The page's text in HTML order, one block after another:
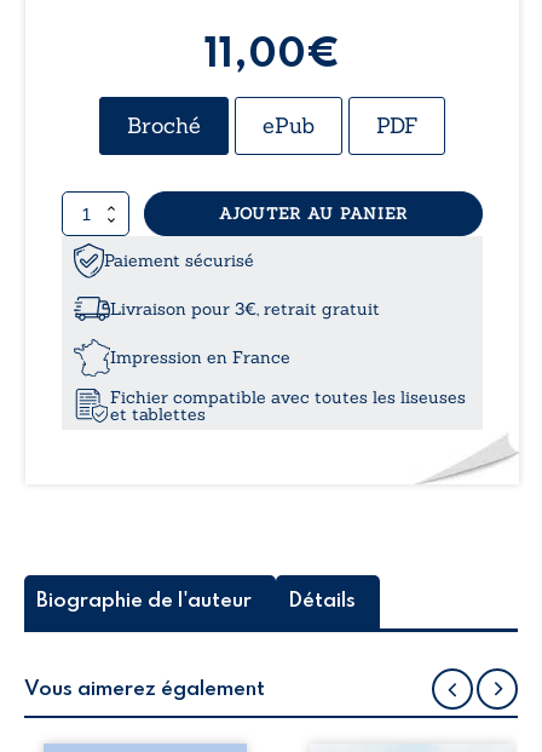
11,00€
Broché ePub PDF
quantité
de
Bos,
sophiste
l’anglais
AJOUTER AU PANIER
Paiement sécurisé
Livraison pour 3€, retrait gratuit
Impression en France
Fichier compatible avec toutes les liseuses
et tablettes
Biographie de l'auteur Détails
Vous aimerez également